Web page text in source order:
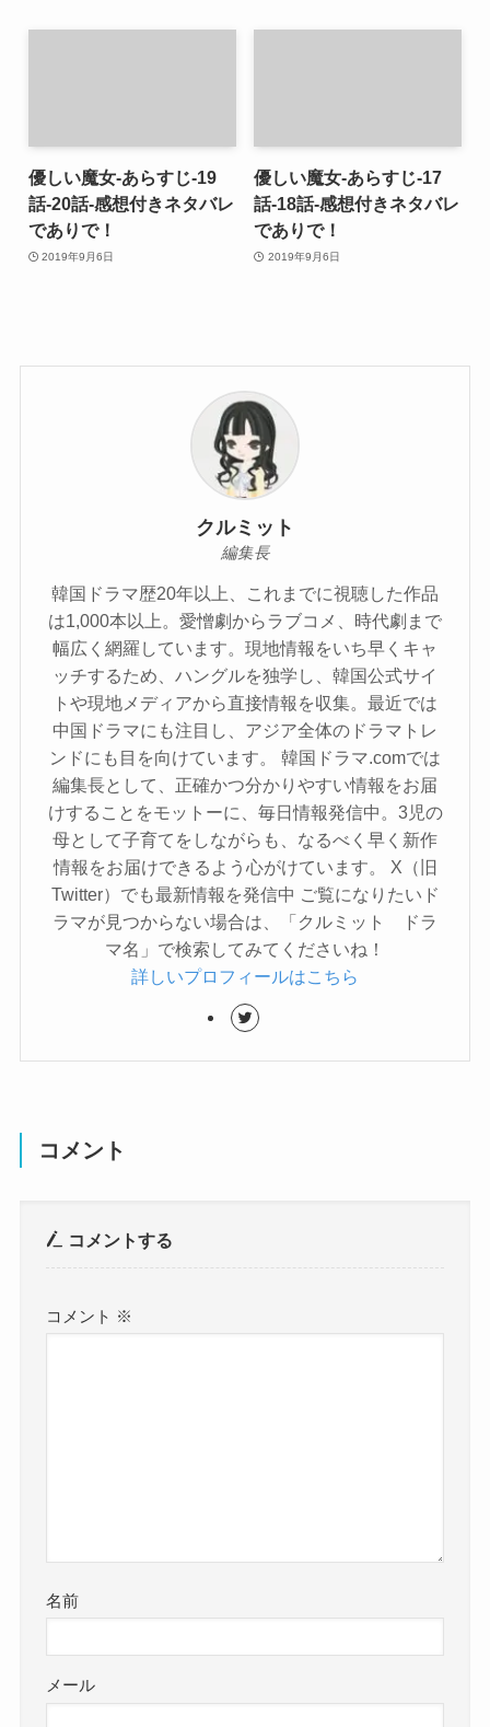
優しい魔女-あらすじ-19
話-20話-感想付きネタバレ
でありで！
2019年9月6日
優しい魔女-あらすじ-17
話-18話-感想付きネタバレ
でありで！
2019年9月6日
クルミット
編集長
韓国ドラマ歴20年以上、これまでに視聴した作品
は1,000本以上。愛憎劇からラブコメ、時代劇まで
幅広く網羅しています。現地情報をいち早くキャ
ッチするため、ハングルを独学し、韓国公式サイ
トや現地メディアから直接情報を収集。最近では
中国ドラマにも注目し、アジア全体のドラマトレ
ンドにも目を向けています。 韓国ドラマ.comでは
編集長として、正確かつ分かりやすい情報をお届
けすることをモットーに、毎日情報発信中。3児の
母として子育てをしながらも、なるべく早く新作
情報をお届けできるよう心がけています。 X（旧
Twitter）でも最新情報を発信中 ご覧になりたいド
ラマが見つからない場合は、「クルミット ドラ
マ名」で検索してみてくださいね！
詳しいプロフィールはこちら
コメント
コメントする
コメント ※
名前
メール